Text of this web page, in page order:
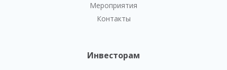
Мероприятия
Контакты
Инвесторам